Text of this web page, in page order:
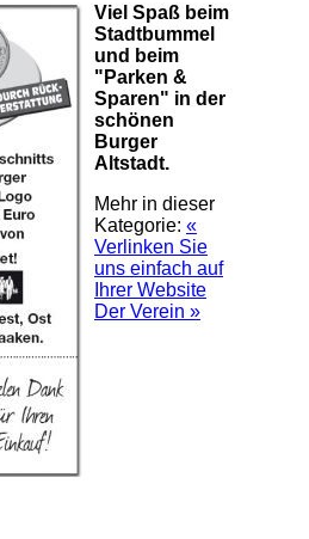
Viel Spaß beim
Stadtbummel
und beim
"Parken &
Sparen" in der
schönen
Burger
Altstadt.
Mehr in dieser
Kategorie: «
Verlinken Sie
uns einfach auf
Ihrer Website
Der Verein »